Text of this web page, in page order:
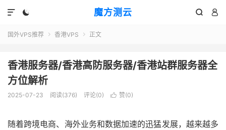
魔方测云
  

国外VPS推荐  香港VPS  正文
香港服务器/香港高防服务器/香港站群服务器全
方位解析
2025-07-23 阅读(376) 评论(0)  赞(0)
随着跨境电商、海外业务和数据加速的迅猛发展，越来越多